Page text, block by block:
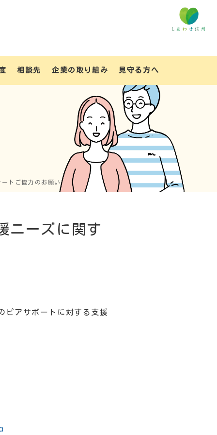
相談先 企業の取り組み 見守る方へ
トご協力のお願い
ニーズに関す
ピアサポートに対する支援